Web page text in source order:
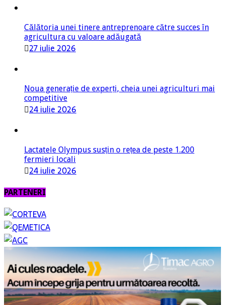
27 iulie 2026
24 iulie 2026
24 iulie 2026
PARTENERI